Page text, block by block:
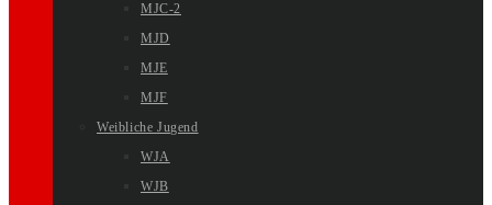
MJC-2
MJD
MJE
MJF
Weibliche Jugend
WJA
WJB